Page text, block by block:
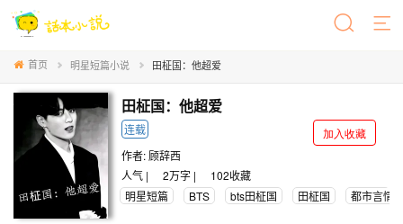
首页 明星短篇小说 田柾国：他超爱
田柾国：他超爱
连载
加入收藏
作者:顾辞西
人气 |
2万字 | 102收藏
明星短篇
BTS bts田柾国 田柾国 都市言情